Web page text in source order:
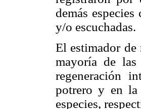
demás
y/o escuchadas.
El estimador de
mayoría de
regeneración
potrero y en la
especies,